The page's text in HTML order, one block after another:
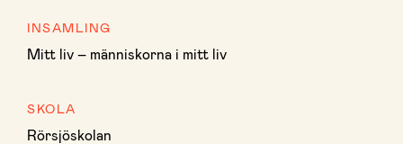
INSAMLING
Mitt liv – människorna i mitt liv
SKOLA
Rörsjöskolan